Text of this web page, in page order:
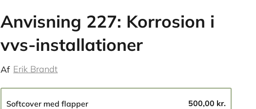
Anvisning 227: Korrosion i
vvs-installationer
Af Erik Brandt
Softcover med flapper 500,00 kr.